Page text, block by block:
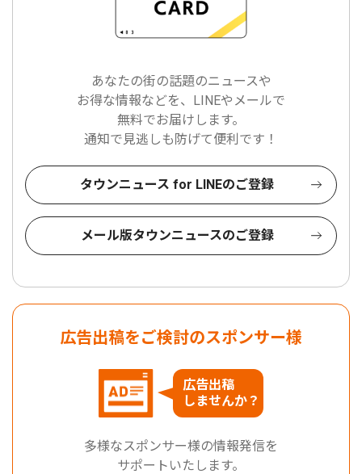
あなたの街の話題のニュースや
お得な情報などを、LINEやメールで
無料でお届けします。
通知で見逃しも防げて便利です！
タウンニュース for LINEのご登録
メール版タウンニュースのご登録
広告出稿をご検討のスポンサー様
広告出稿
しませんか？
多様なスポンサー様の情報発信を
サポートいたします。